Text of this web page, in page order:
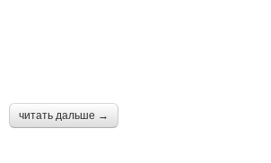
читать дальше →